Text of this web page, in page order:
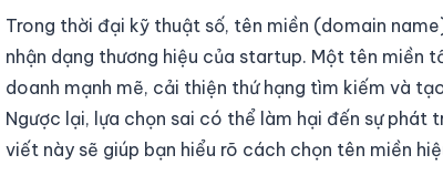
Trong thời đại kỹ thuật số, tên miền (domain
nhận dạng thương hiệu của startup. Một tên miền
doanh mạnh mẽ, cải thiện thứ hạng tìm kiếm và
Ngược lại, lựa chọn sai có thể làm hại đến sự
viết này sẽ giúp bạn hiểu rõ cách chọn tên miền